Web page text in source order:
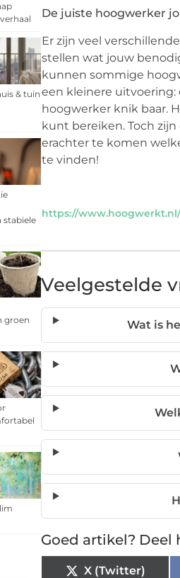
& tuin
stabiele
groen
De juiste hoogwerker
Er zijn veel
stellen wat jouw
kunnen sommige
een kleinere uitvoering:
hoogwerker knik baar.
kunt bereiken. Toch
erachter te komen
te vinden!
https://www.hoogwerkt.nl/
Veelgestelde
Wat is
Goed artikel? Deel
X (Twitter)